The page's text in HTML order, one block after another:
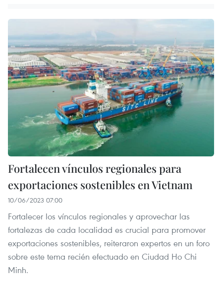
Fortalecen vínculos regionales para
exportaciones sostenibles en Vietnam
10/06/2023 07:00
Fortalecer los vínculos regionales y aprovechar las
fortalezas de cada localidad es crucial para promover
exportaciones sostenibles, reiteraron expertos en un foro
sobre este tema recién efectuado en Ciudad Ho Chi
Minh.